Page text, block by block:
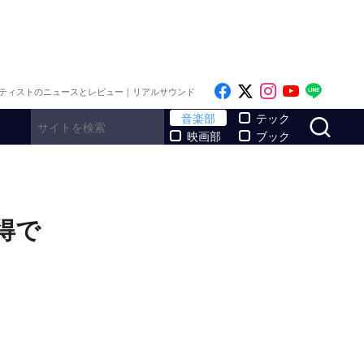
ィストのニュースとレビュー｜リアルサウンド Like on Facebook
Follow on x
Follow on
Follow
音楽部
映画部
テック
ブック
で